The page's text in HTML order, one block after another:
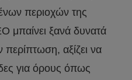
περιοχών της
μπαίνει ξανά δυνατά
περίπτωση, αξίζει να
για όρους όπως